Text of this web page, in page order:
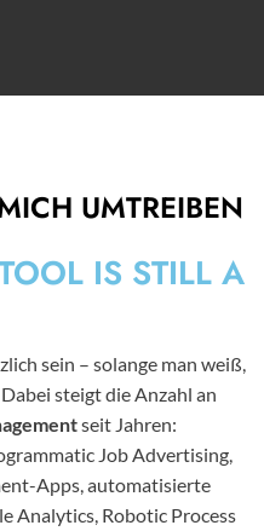
UMTREIBEN
IS STILL A
sein – solange man weiß,
steigt die Anzahl an
seit Jahren:
Job Advertising,
Apps, automatisierte
Analytics, Robotic Process